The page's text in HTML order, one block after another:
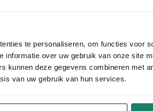
te personaliseren, om functies voor
informatie over uw gebruik van onze site
kunnen deze gegevens combineren met
van uw gebruik van hun services.